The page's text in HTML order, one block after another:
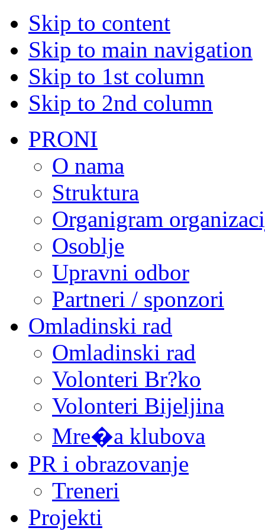
Skip to content
Skip to main navigation
Skip to 1st column
Skip to 2nd column
PRONI
O nama
Struktura
Organigram
Osoblje
Upravni odbor
Partneri / sponzori
Omladinski rad
Omladinski rad
Volonteri Br?ko
Volonteri Bijeljina
Mre�a klubova
PR i obrazovanje
Treneri
Projekti